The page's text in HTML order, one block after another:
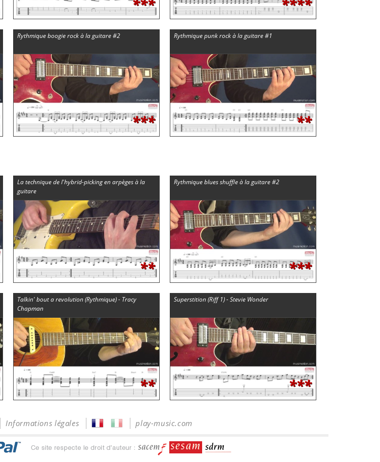
Rythmique boogie rock à la guitare #2
***
Rythmique punk rock à la guitare #1
**
La technique de l'hybrid-picking en arpèges à la
guitare
**
Rythmique blues shuffle à la guitare #2
***
Talkin' bout a revolution (Rythmique) - Tracy
Chapman
**
Superstition (Riff 1) - Stevie Wonder
***
Informations légales play-music.com